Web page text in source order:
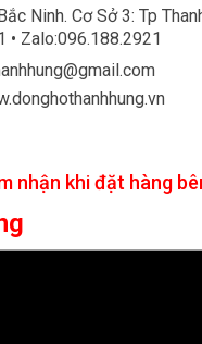
Ninh. Cơ Sở 3: Tp
• Zalo:096.188.2921
nhận khi đặt hàng